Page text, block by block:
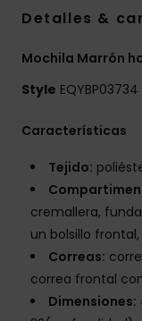
Detalles &
Mochila Marrón
Style EQYBP03734
Características
Tejido:
cremallera,
un bolsillo
Correas:
correa frontal
Dimensiones: